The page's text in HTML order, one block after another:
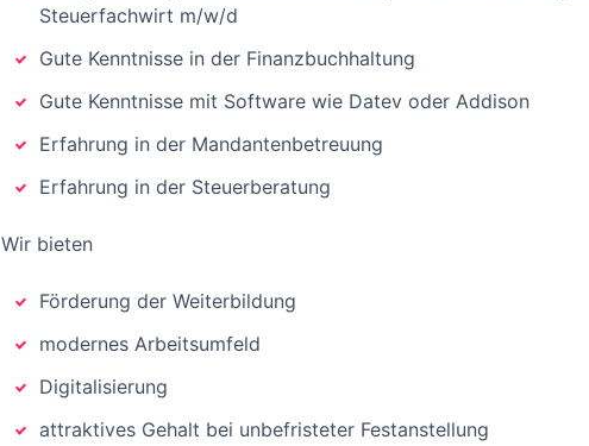
Steuerfachwirt m/w/d
Gute Kenntnisse in der Finanzbuchhaltung
Gute Kenntnisse mit Software wie Datev oder Addison
Erfahrung in der Mandantenbetreuung
Erfahrung in der Steuerberatung
Wir bieten
Förderung der Weiterbildung
modernes Arbeitsumfeld
Digitalisierung
attraktives Gehalt bei unbefristeter Festanstellung